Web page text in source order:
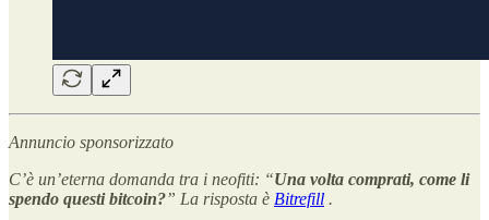
Annuncio sponsorizzato
C’è un’eterna domanda tra i neofiti: “Una volta comprati, come li
spendo questi bitcoin?” La risposta è Bitrefill .